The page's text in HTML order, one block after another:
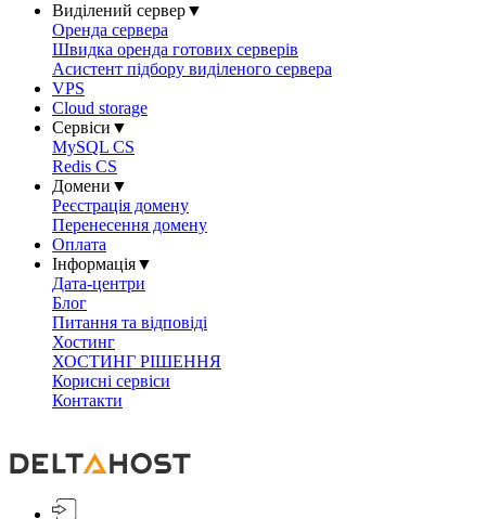
Виділений сервер▼
Оренда сервера
Швидка оренда готових серверів
Асистент підбору виділеного сервера
VPS
Cloud storage
Сервіси ▼
MySQL CS
Redis CS
Домени ▼
Реєстрація домену
Перенесення домену
Оплата
Інформація▼
Дата-центри
Блог
Питання та відповіді
Хостинг
ХОСТИНГ РІШЕННЯ
Корисні сервіси
Контакти